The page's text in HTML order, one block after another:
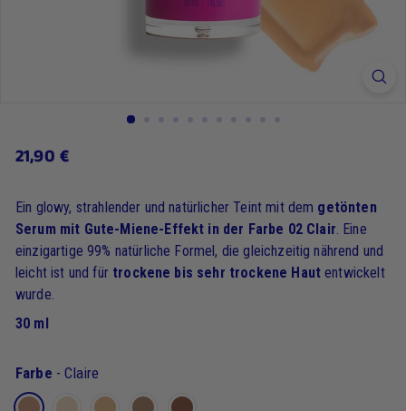
Regulärer
21,90 €21,90
Ein glowy, strahlender und natürlicher Teint mit dem getönten
Serum mit Gute-Miene-Effekt in der Farbe 02 Clair. Eine
einzigartige 99% natürliche Formel, die gleichzeitig nährend und
leicht ist und für trockene bis sehr trockene Haut entwickelt
wurde.
30 ml
Farbe - Claire